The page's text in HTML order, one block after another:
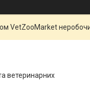
VetZooMarket
ветеринарних